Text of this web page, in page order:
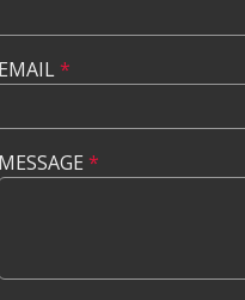
EMAIL*
MESSAGE *